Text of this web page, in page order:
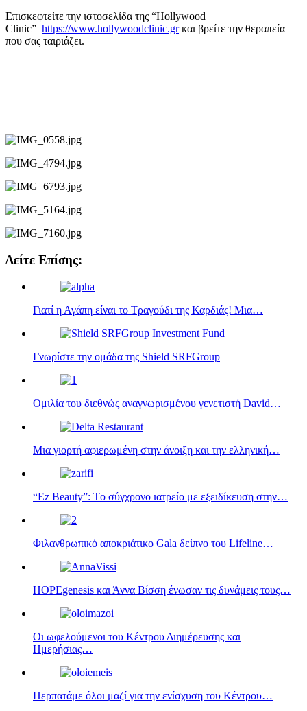
Επισκεφτείτε την ιστοσελίδα της “Hollywood
Clinic” https://www.hollywoodclinic.grκαι βρείτε την θεραπεία
που σας ταιριάζει.
Δείτε Επίσης:
Γιατί η Αγάπη είναι το Τραγούδι της Καρδιάς! Μια…
Γνωρίστε την ομάδα της Shield SRFGroup
Ομιλία του διεθνώς αναγνωρισμένου γενετιστή David…
Μια γιορτή αφιερωμένη στην άνοιξη και την ελληνική…
“Ez Beauty”: Tο σύγχρονο ιατρείο με εξειδίκευση στην…
Φιλανθρωπικό αποκριάτικο Gala δείπνο του Lifeline…
HOPEgenesis και Άννα Βίσση ένωσαν τις δυνάμεις τους…
Οι ωφελούμενοι του Κέντρου Διημέρευσης και
Ημερήσιας…
Περπατάμε όλοι μαζί για την ενίσχυση του Κέντρου…